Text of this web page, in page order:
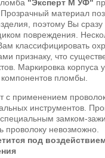
"Эксперт М УФ"
материал
поэтому Вы
повреждения.
классифицировать
признаку, что
Маркировка корпуса
пломбы.
с применением
инструментов.
замком-
проволоку невозможно.
под